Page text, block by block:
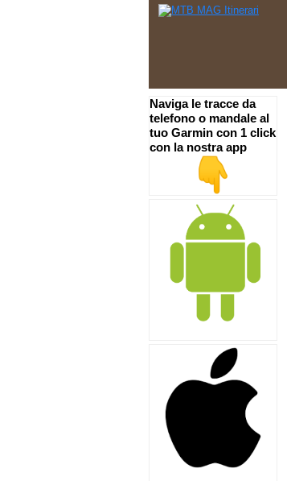
Naviga le tracce da
telefono o mandale al
tuo Garmin con 1 click
con la nostra app